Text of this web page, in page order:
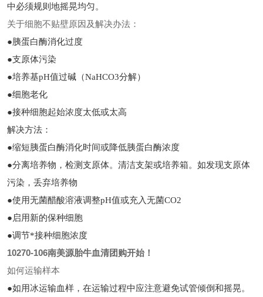
中必须规则地摇晃均匀。
关于细胞不贴壁原因及解决办法：
●胰蛋白酶消化过度
●支原体污染
●培养基pH值过碱（NaHCO3分解）
●细胞老化
●接种细胞起始浓度太低或太高
解决方法：
●缩短胰蛋白酶消化时间或降低胰蛋白酶浓度
●分离培养物，检测支原体。清洁支架或培养箱。如发现支原体
污染，丢弃培养物
●使用无菌醋酸溶液调整pH值或充入无菌CO2
●启用新的保种细胞
●调节*接种细胞浓度
10270-106南美源胎牛血清团购开始！
如何运输样本
●如用冰运输血样，在运输过程中应注意避免试管倾倒和摇晃。